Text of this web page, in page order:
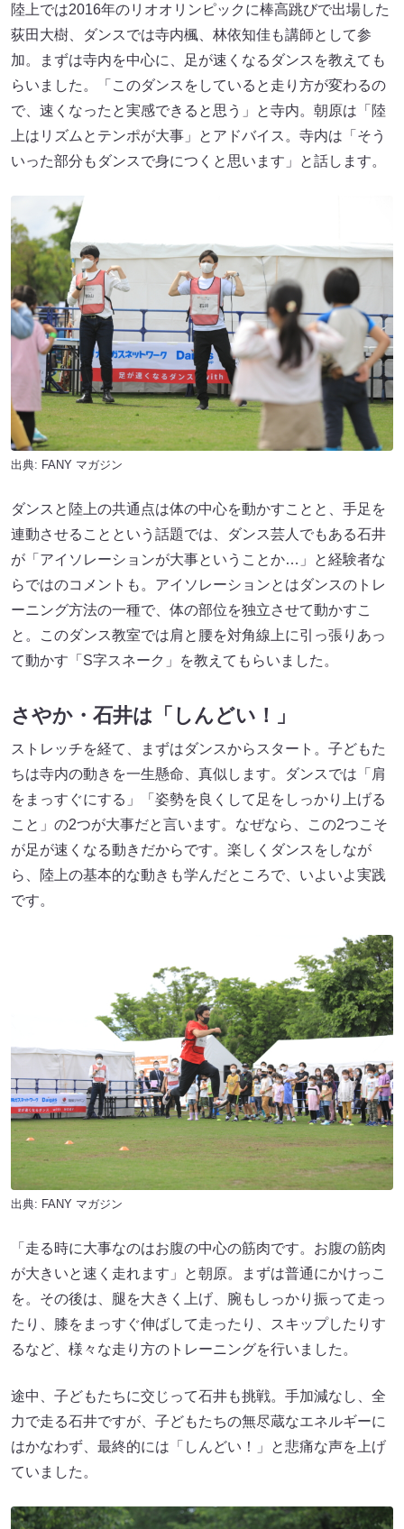
陸上では2016年のリオオリンピックに棒高跳びで出場した
荻田大樹、ダンスでは寺内楓、林依知佳も講師として参
加。まずは寺内を中心に、足が速くなるダンスを教えても
らいました。「このダンスをしていると走り方が変わるの
で、速くなったと実感できると思う」と寺内。朝原は「陸
上はリズムとテンポが大事」とアドバイス。寺内は「そう
いった部分もダンスで身につくと思います」と話します。
出典: FANY マガジン
ダンスと陸上の共通点は体の中心を動かすことと、手足を
連動させることという話題では、ダンス芸人でもある石井
が「アイソレーションが大事ということか…」と経験者な
らではのコメントも。アイソレーションとはダンスのトレ
ーニング方法の一種で、体の部位を独立させて動かすこ
と。このダンス教室では肩と腰を対角線上に引っ張りあっ
て動かす「S字スネーク」を教えてもらいました。
さやか・石井は「しんどい！」
ストレッチを経て、まずはダンスからスタート。子どもた
ちは寺内の動きを一生懸命、真似します。ダンスでは「肩
をまっすぐにする」「姿勢を良くして足をしっかり上げる
こと」の2つが大事だと言います。なぜなら、この2つこそ
が足が速くなる動きだからです。楽しくダンスをしなが
ら、陸上の基本的な動きも学んだところで、いよいよ実践
です。
出典: FANY マガジン
「走る時に大事なのはお腹の中心の筋肉です。お腹の筋肉
が大きいと速く走れます」と朝原。まずは普通にかけっこ
を。その後は、腿を大きく上げ、腕もしっかり振って走っ
たり、膝をまっすぐ伸ばして走ったり、スキップしたりす
るなど、様々な走り方のトレーニングを行いました。
途中、子どもたちに交じって石井も挑戦。手加減なし、全
力で走る石井ですが、子どもたちの無尽蔵なエネルギーに
はかなわず、最終的には「しんどい！」と悲痛な声を上げ
ていました。